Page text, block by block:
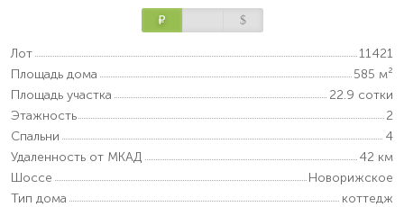
Р $
Лот
11421
Площадь дома
585 м²
Площадь участка
22.9 сотки
Этажность
2
Спальни
4
Удаленность от МКАД
42 км
Шоссе
Новорижское
Тип дома
коттедж